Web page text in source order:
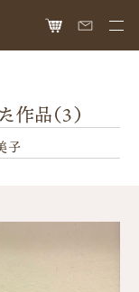
品（3）
子